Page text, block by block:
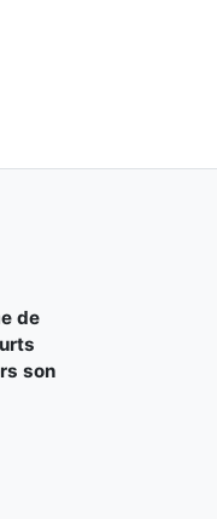
de
son